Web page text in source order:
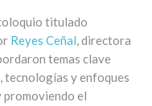
titulado
Reyes Ceñal, directora
temas clave
tecnologías y enfoques
promoviendo el